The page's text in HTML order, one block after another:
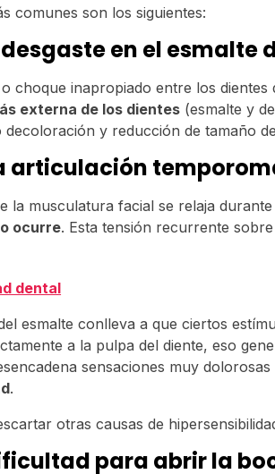
comunes son los siguientes:
en el esmalte
choque inapropiado entre los
externa de los dientes (esmalte y
decoloración y reducción de tamaño
articulación
la musculatura facial se relaja
ocurre. Esta tensión recurrente
dental
esmalte conlleva a que ciertos
a la pulpa del diente, eso
sensaciones muy
.
otras causas de
para abrir la